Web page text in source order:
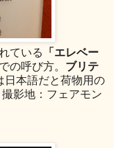
ている 「エレベー
での呼び方。 ブリテ
日本語だと荷物用の
影地：フェアモン